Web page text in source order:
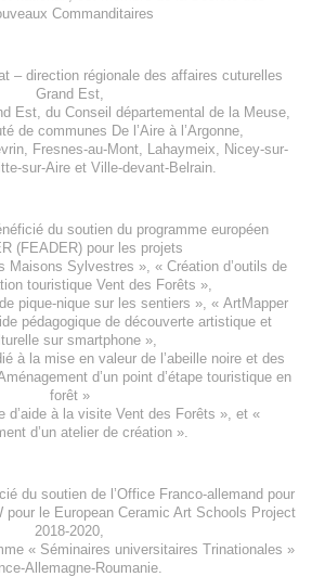
Commanditaires
– direction régionale des affaires cuturelles
Grand Est,
Est, du Conseil départemental de la Meuse,
de communes De l’Aire à l’Argonne,
Fresnes-au-Mont Lahaymeix
Nicey-sur-
sur-Aireet Ville-devant-Belrain.
du soutien du programme européen
(FEADER) pour les projets
Maisons Sylvestres », « Création d’outils de
touristique Vent des Forêts »,
pique-nique sur les sentiers », « ArtMapper
pédagogique de découverte artistique et
sur smartphone »,
à la mise en valeur de l’abeille noire et des
d’un point d’étape touristique en
forêt»
d’aide à la visite Vent des Forêts », et «
d’un atelier de création».
du soutien de l’Office Franco-allemand pour
pour leEuropean Ceramic Art Schools Project
2018-2020
« Séminaires universitaires Trinationales »
Allemagne-Roumanie.